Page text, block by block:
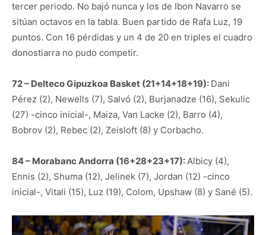
tercer periodo. No bajó nunca y los de Ibon Navarro se
sitúan octavos en la tabla. Buen partido de Rafa Luz, 19
puntos. Con 16 pérdidas y un 4 de 20 en triples el cuadro
donostiarra no pudo competir.
72 – Delteco Gipuzkoa Basket (21+14+18+19): Dani
Pérez (2), Newells (7), Salvó (2), Burjanadze (16), Sekulic
(27) -cinco inicial-, Maiza, Van Lacke (2), Barro (4),
Bobrov (2), Rebec (2), Zeisloft (8) y Corbacho.
84 – Morabanc Andorra (16+28+23+17):Albicy (4),
Ennis (2), Shuma (12), Jelinek (7), Jordan (12) -cinco
inicial-, Vitali (15), Luz (19), Colom, Upshaw (8) y Sané (5).